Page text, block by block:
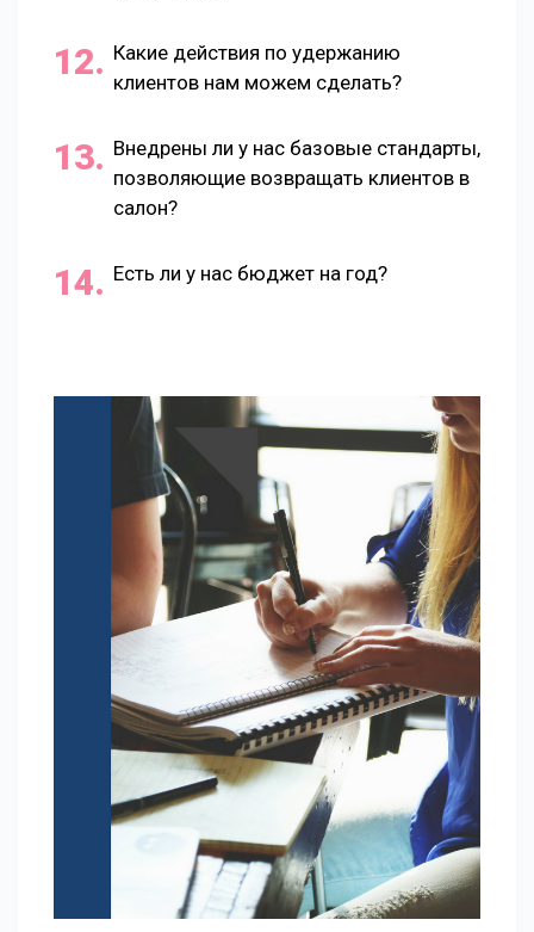
Какие действия по удержанию
клиентов нам можем сделать?
Внедрены ли у нас базовые стандарты,
позволяющие возвращать клиентов в
салон?
Есть ли у нас бюджет на год?